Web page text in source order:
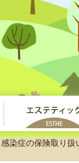
染症の保険取り扱